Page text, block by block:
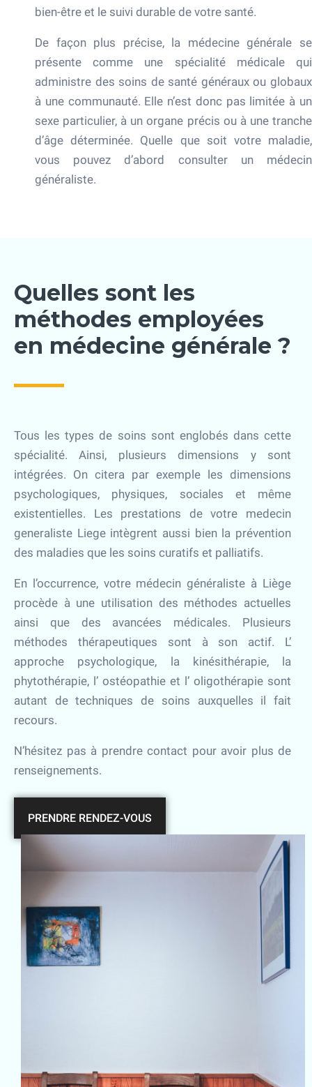
bien-être et le suivi durable de votre santé.
De façon plus précise, la médecine générale se
présente comme une spécialité médicale qui
administre des soins de santé généraux ou globaux
à une communauté. Elle n’est donc pas limitée à un
sexe particulier, à un organe précis ou à une tranche
d’âge déterminée. Quelle que soit votre maladie,
vous pouvez d’abord consulter un médecin
généraliste.
Quelles sont les
méthodes employées
en médecine générale ?
Tous les types de soins sont englobés dans cette
spécialité. Ainsi, plusieurs dimensions y sont
intégrées. On citera par exemple les dimensions
psychologiques, physiques, sociales et même
existentielles. Les prestations de votre medecin
generaliste Liege intègrent aussi bien la prévention
des maladies que les soins curatifs et palliatifs.
En l’occurrence, votre médecin généraliste à Liège
procède à une utilisation des méthodes actuelles
ainsi que des avancées médicales. Plusieurs
méthodes thérapeutiques sont à son actif. L’
approche psychologique, la kinésithérapie, la
phytothérapie, l’ ostéopathie et l’ oligothérapie sont
autant de techniques de soins auxquelles il fait
recours.
N’hésitez pas à prendre contact pour avoir plus de
renseignements.
PRENDRE RENDEZ-VOUS